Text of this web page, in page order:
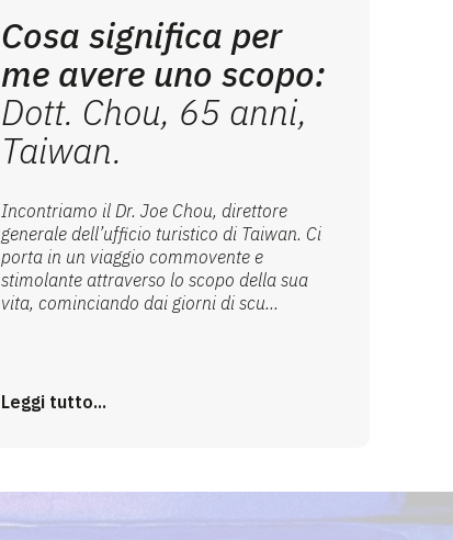
Cosa significa per
me avere uno scopo:
Dott. Chou, 65 anni,
Taiwan.
Incontriamo il Dr. Joe Chou, direttore
generale dell’ufficio turistico di Taiwan. Ci
porta in un viaggio commovente e
stimolante attraverso lo scopo della sua
vita, cominciando dai giorni di scu...
Leggi tutto...